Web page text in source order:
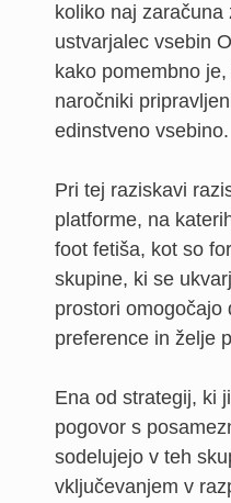
koliko naj
ustvarjalec vsebin
kako pomembno
naročniki
edinstveno vsebino.
Pri tej raziskavi
platforme, na
foot fetiša, kot so
skupine, ki se
prostori omogočajo
preference in želje
Ena od strategij, ki
pogovor s
sodelujejo v teh
vključevanjem v